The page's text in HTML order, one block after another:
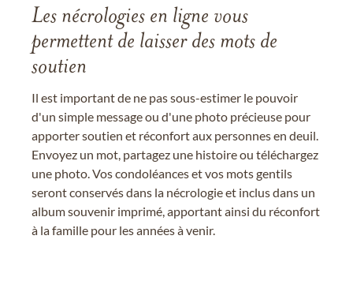
Les nécrologies en ligne vous
permettent de laisser des mots de
soutien
Il est important de ne pas sous-estimer le pouvoir
d'un simple message ou d'une photo précieuse pour
apporter soutien et réconfort aux personnes en deuil.
Envoyez un mot, partagez une histoire ou téléchargez
une photo. Vos condoléances et vos mots gentils
seront conservés dans la nécrologie et inclus dans un
album souvenir imprimé, apportant ainsi du réconfort
à la famille pour les années à venir.